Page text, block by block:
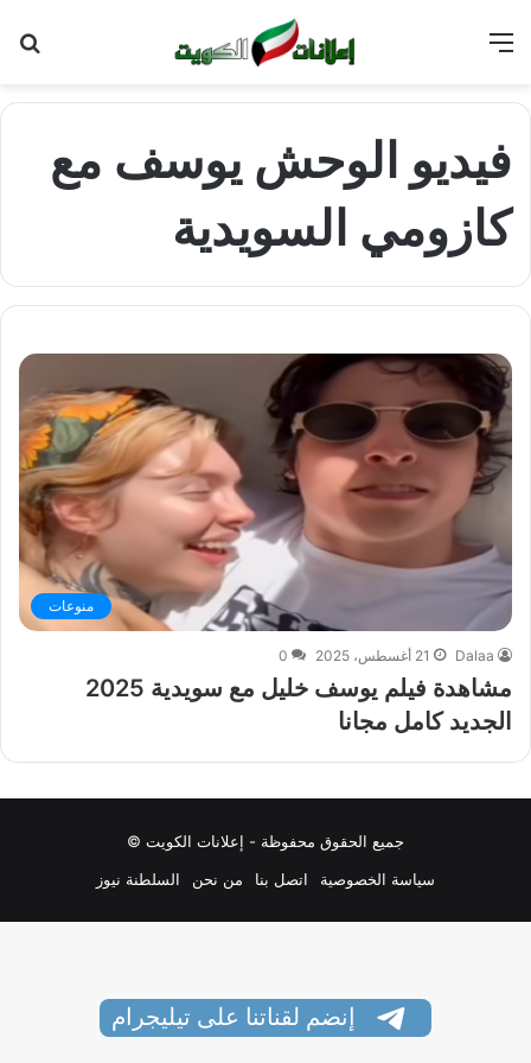
فيديو الوحش يوسف مع
كازومي السويدية
منوعات
Dalaa 21 أغسطس، 2025 0
مشاهدة فيلم يوسف خليل مع سويدية 2025
الجديد كامل مجانا
جميع الحقوق محفوظة - إعلانات الكويت ©
سياسة الخصوصية
اتصل بنا من نحن السلطنة نيوز
إنضم لقناتنا على تيليجرام